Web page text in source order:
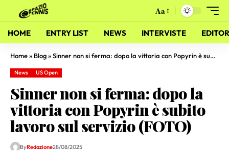
Aa
HOME ENTRY LIST NEWS INTERVISTE
Home» Blog»Sinner non si ferma: dopo la vittoria con Popyrin è subito lavoro sul servizio (FOTO)
News US Open
Sinner non si ferma: dopo la
vittoria con Popyrin è subito
lavoro sul servizio (FOTO)
ByRedazione28/08/2025